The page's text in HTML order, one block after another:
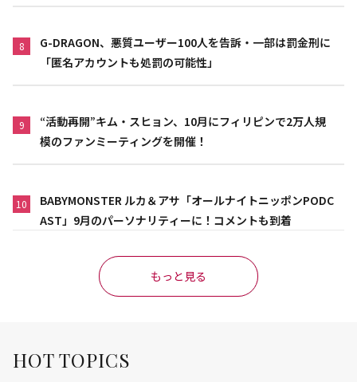
8
G-DRAGON、悪質ユーザー100人を告訴・一部は罰金刑に
「匿名アカウントも処罰の可能性」
9
“活動再開”キム・スヒョン、10月にフィリピンで2万人規
模のファンミーティングを開催！
10
BABYMONSTER ルカ＆アサ「オールナイトニッポンPODC
AST」9月のパーソナリティーに！コメントも到着
もっと見る
HOT TOPICS